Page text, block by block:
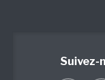
Suivez-